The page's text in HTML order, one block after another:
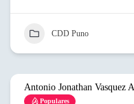
CDD Puno
Antonio Jonathan Vasquez
Populares